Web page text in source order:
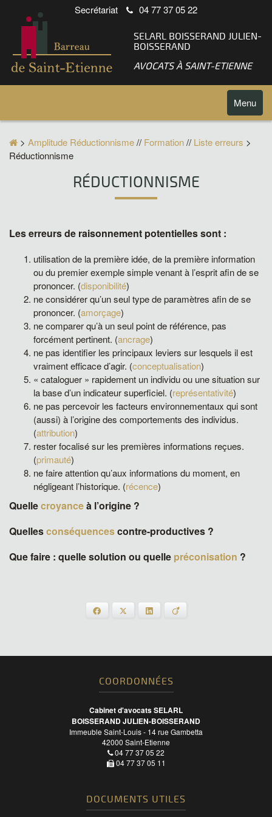
Secrétariat 04 77 37 05 22
SELARL BOISSERAND JULIEN-
BOISSERAND
AVOCATS À SAINT-ETIENNE
Toggle
Menu
> Amplitude Réductionnisme// Formation// Liste erreurs >
Réductionnisme
RÉDUCTIONNISME
Les erreurs de raisonnement potentielles sont :
utilisation de la première idée, de la première information
ou du premier exemple simple venant à l’esprit afin de se
prononcer. (disponibilité)
ne considérer qu’un seul type de paramètres afin de se
prononcer. (amorçage)
ne comparer qu’à un seul point de référence, pas
forcément pertinent. (ancrage)
ne pas identifier les principaux leviers sur lesquels il est
vraiment efficace d’agir. (conceptualisation)
« cataloguer » rapidement un individu ou une situation sur
la base d’un indicateur superficiel. (représentativité)
ne pas percevoir les facteurs environnementaux qui sont
(aussi) à l’origine des comportements des individus.
(attribution)
rester focalisé sur les premières informations reçues.
(primauté)
ne faire attention qu’aux informations du moment, en
négligeant l’historique. (récence)
Quellecroyanceà l’origine ?
Quellesconséquencescontre-productives ?
Que faire : quelle solution ou quelle préconisation ?
Facebook LinkedIn
COORDONNÉES
Cabinet d'avocats SELARL
BOISSERAND JULIEN-BOISSERAND
Immeuble Saint-Louis - 14 rue Gambetta
42000 Saint-Etienne
04 77 37 05 22
04 77 37 05 11
DOCUMENTS UTILES